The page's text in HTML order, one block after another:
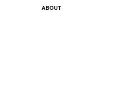
ABOUT